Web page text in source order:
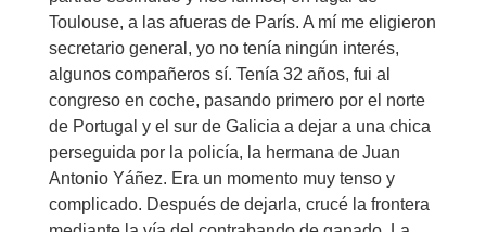
Toulouse, a las afueras de París. A mí me eligieron
secretario general, yo no tenía ningún interés,
algunos compañeros sí. Tenía 32 años, fui al
congreso en coche, pasando primero por el norte
de Portugal y el sur de Galicia a dejar a una chica
perseguida por la policía, la hermana de Juan
Antonio Yáñez. Era un momento muy tenso y
complicado. Después de dejarla, crucé la frontera